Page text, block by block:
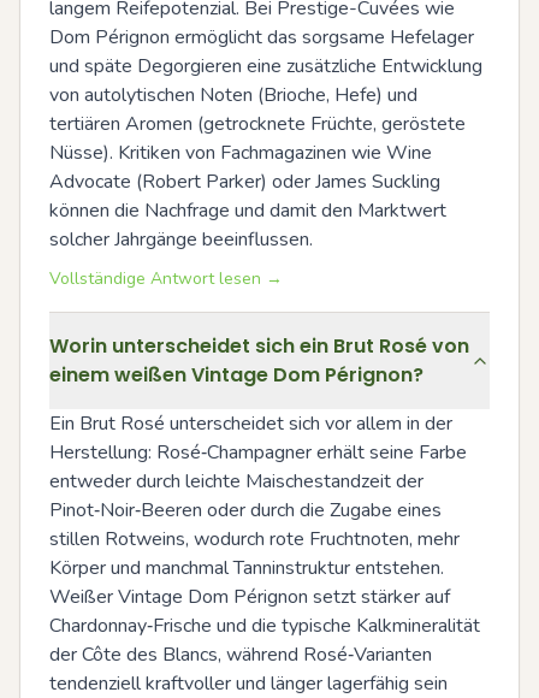
langem Reifepotenzial. Bei Prestige-Cuvées wie
Dom Pérignon ermöglicht das sorgsame Hefelager
und späte Degorgieren eine zusätzliche Entwicklung
von autolytischen Noten (Brioche, Hefe) und
tertiären Aromen (getrocknete Früchte, geröstete
Nüsse). Kritiken von Fachmagazinen wie Wine
Advocate (Robert Parker) oder James Suckling
können die Nachfrage und damit den Marktwert
solcher Jahrgänge beeinflussen.
Vollständige Antwort lesen →
Worin unterscheidet sich ein Brut Rosé von
einem weißen Vintage Dom Pérignon?
Ein Brut Rosé unterscheidet sich vor allem in der
Herstellung: Rosé‑Champagner erhält seine Farbe
entweder durch leichte Maischestandzeit der
Pinot‑Noir‑Beeren oder durch die Zugabe eines
stillen Rotweins, wodurch rote Fruchtnoten, mehr
Körper und manchmal Tanninstruktur entstehen.
Weißer Vintage Dom Pérignon setzt stärker auf
Chardonnay‑Frische und die typische Kalkmineralität
der Côte des Blancs, während Rosé‑Varianten
tendenziell kraftvoller und länger lagerfähig sein